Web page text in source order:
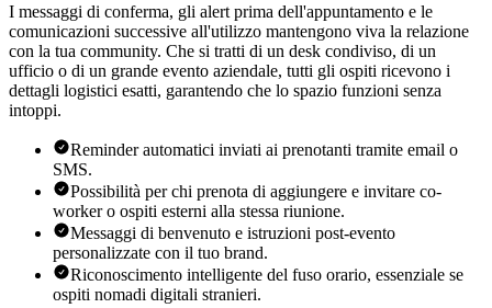
I messaggi di conferma, gli alert prima dell'appuntamento e le
comunicazioni successive all'utilizzo mantengono viva la relazione
con la tua community. Che si tratti di un desk condiviso, di un
ufficio o di un grande evento aziendale, tutti gli ospiti ricevono i
dettagli logistici esatti, garantendo che lo spazio funzioni senza
intoppi.
Reminder automatici inviati ai prenotanti tramite email o
SMS.
Possibilità per chi prenota di aggiungere e invitare co-
worker o ospiti esterni alla stessa riunione.
Messaggi di benvenuto e istruzioni post-evento
personalizzate con il tuo brand.
Riconoscimento intelligente del fuso orario, essenziale se
ospiti nomadi digitali stranieri.